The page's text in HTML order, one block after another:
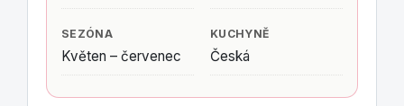
SEZÓNA
Květen – červenec
KUCHYNĚ
Česká